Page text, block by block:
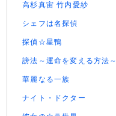
高杉真宙 竹内愛紗
シェフは名探偵
探偵☆星鴨
謗法～運命を変える方法～
華麗なる一族
ナイト・ドクター